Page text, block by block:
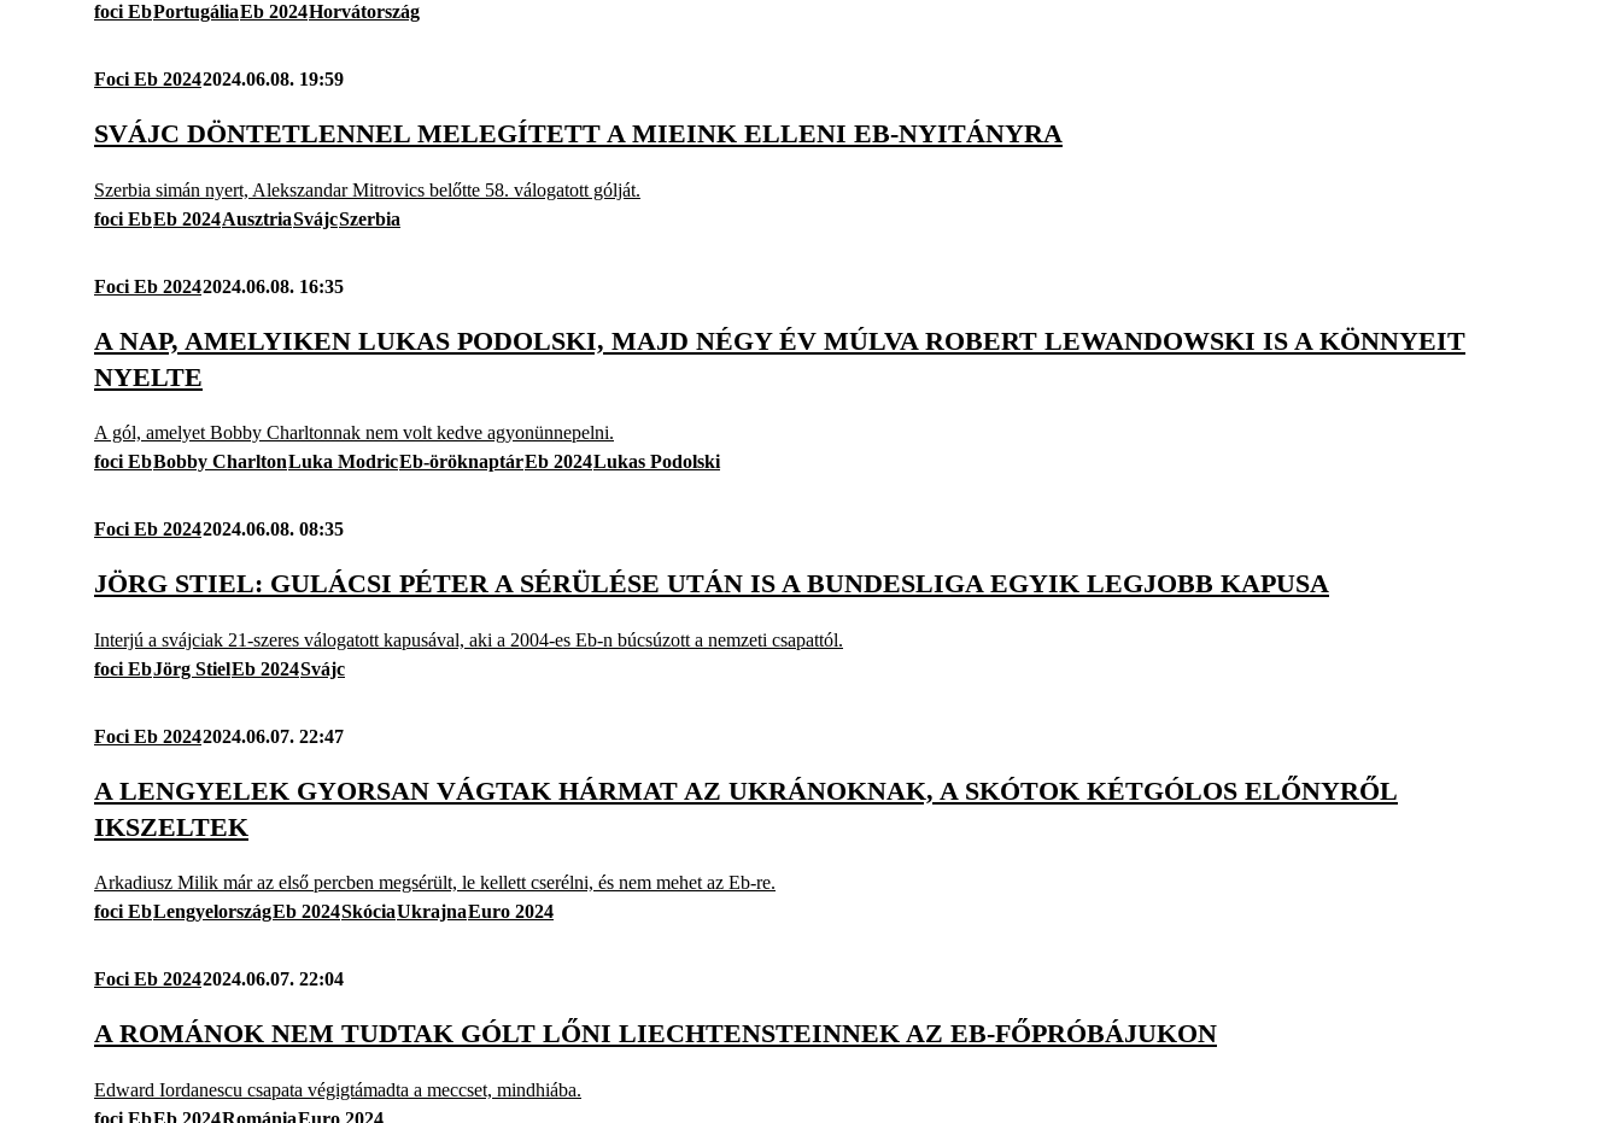
foci EbPortugáliaEb 2024Horvátország
Foci Eb 20242024.06.08. 19:59
SVÁJC DÖNTETLENNEL MELEGÍTETT A MIEINK ELLENI EB-NYITÁNYRA
Szerbia simán nyert, Alekszandar Mitrovics belőtte 58. válogatott gólját.
foci EbEb 2024AusztriaSvájcSzerbia
Foci Eb 20242024.06.08. 16:35
A NAP, AMELYIKEN LUKAS PODOLSKI, MAJD NÉGY ÉV MÚLVA ROBERT LEWANDOWSKI IS A KÖNNYEIT
NYELTE
A gól, amelyet Bobby Charltonnak nem volt kedve agyonünnepelni.
foci EbBobby CharltonLuka ModricEb-öröknaptárEb 2024Lukas Podolski
Foci Eb 20242024.06.08. 08:35
JÖRG STIEL: GULÁCSI PÉTER A SÉRÜLÉSE UTÁN IS A BUNDESLIGA EGYIK LEGJOBB KAPUSA
Interjú a svájciak 21-szeres válogatott kapusával, aki a 2004-es Eb-n búcsúzott a nemzeti csapattól.
foci EbJörg StielEb 2024Svájc
Foci Eb 20242024.06.07. 22:47
A LENGYELEK GYORSAN VÁGTAK HÁRMAT AZ UKRÁNOKNAK, A SKÓTOK KÉTGÓLOS ELŐNYRŐL
IKSZELTEK
Arkadiusz Milik már az első percben megsérült, le kellett cserélni, és nem mehet az Eb-re.
foci EbLengyelországEb 2024SkóciaUkrajnaEuro 2024
Foci Eb 20242024.06.07. 22:04
A ROMÁNOK NEM TUDTAK GÓLT LŐNI LIECHTENSTEINNEK AZ EB-FŐPRÓBÁJUKON
Edward Iordanescu csapata végigtámadta a meccset, mindhiába.
foci EbEb 2024RomániaEuro 2024